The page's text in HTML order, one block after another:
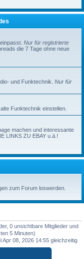
Nur für registrierte
die 7 Tage ohne neue
und Funktechnik. Nur für
Funktechnik einstellen.
machen und interessante
LINKS ZU EBAY u.ä.!
zum Forum loswerden.
0 unsichtbare Mitglieder und
5 Minuten)
Apr 08, 2026 14:55 gleichzeitig